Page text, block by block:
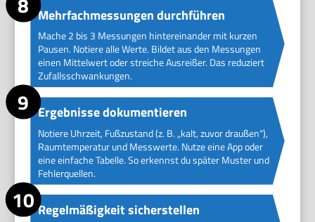
Mehrfachmessungen durchführen
Mache 2 bis 3 Messungen hintereinander mit kurzen
Pausen. Notiere alle Werte. Bildet aus den Messungen
einen Mittelwert oder streiche Ausreißer. Das reduziert
Zufallsschwankungen.
Ergebnisse dokumentieren
Notiere Uhrzeit, Fußzustand (z. B. „kalt, zuvor draußen“),
Raumtemperatur und Messwerte. Nutze eine App oder
eine einfache Tabelle. So erkennst du später Muster und
Fehlerquellen.
Regelmäßigkeit sicherstellen